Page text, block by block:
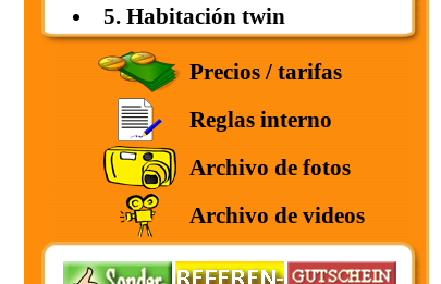
5. Habitación twin
Precios / tarifas
Reglas interno
Archivo de fotos
Archivo de videos